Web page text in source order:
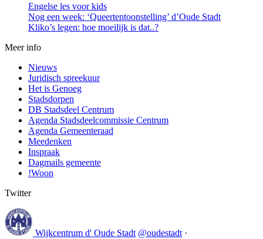
Engelse les voor kids
Nog een week: ‘Queertentoonstelling’ d’Oude Stadt
Kliko’s legen: hoe moeilijk is dat..?
Meer info
Nieuws
Juridisch spreekuur
Het is Genoeg
Stadsdorpen
DB Stadsdeel Centrum
Agenda Stadsdeelcommissie Centrum
Agenda Gemeenteraad
Meedenken
Inspraak
Dagmails gemeente
!Woon
Twitter
Wijkcentrum d' Oude Stadt @oudestadt ·